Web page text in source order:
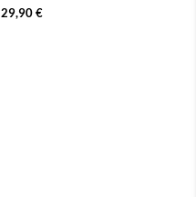
29,90 €